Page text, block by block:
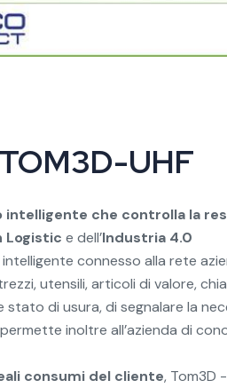
UHF
intelligente che controlla la
Logistic e dell’Industria 4.0
connesso alla rete
utensili, articoli di valore,
di usura, di segnalare la
inoltre all’azienda di
consumi del cliente, Tom3D